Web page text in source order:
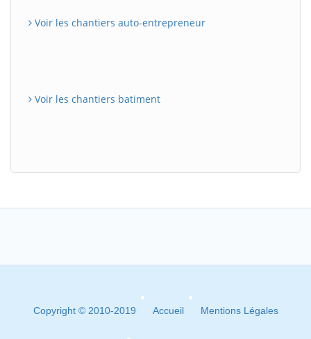
Voir les chantiers auto-entrepreneur
Voir les chantiers batiment
Copyright © 2010-2019 Accueil Mentions Légales